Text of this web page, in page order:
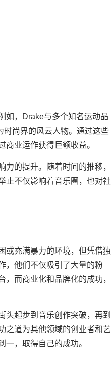
如，Drake与多个知名运动品
时尚界的风云人物。通过这些
业运作获得巨额收益。
的提升。随着时间的推移，
止不仅影响着音乐圈，也对社
或充满暴力的环境，但凭借独
，他们不仅吸引了大量的粉
而商业化和品牌化的成功，
头起步到音乐创作突破，再到
之道为其他领域的创业者和艺
，取得自己的成功。